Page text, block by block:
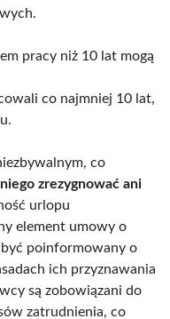
pracy niż 10 lat mogą
co najmniej 10 lat,
co
zrezygnować ani
urlopu
element umowy o
poinformowany o
ich przyznawania
są zobowiązani do
zatrudnienia, co